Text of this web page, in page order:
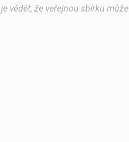
vědět, že veřejnou sbírku může